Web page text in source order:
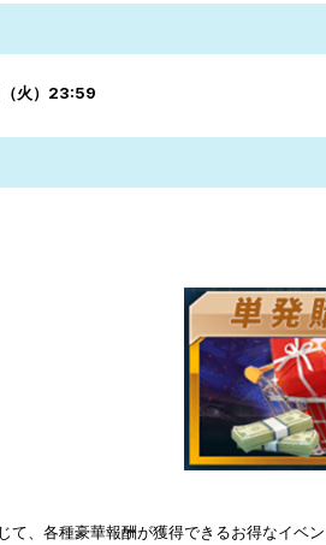
火）23:59
、各種豪華報酬が獲得できるお得なイベン